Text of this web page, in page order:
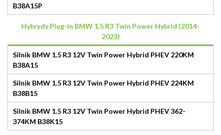
B38A15P
Hybrydy Plug-in BMW 1.5 R3 Twin Power Hybrid (2014-
2023)
Silnik BMW 1.5 R3 12V Twin Power Hybrid PHEV 220KM
B38A15
Silnik BMW 1.5 R3 12V Twin Power Hybrid PHEV 224KM
B38B15
Silnik BMW 1.5 R3 12V Twin Power Hybrid PHEV 362-
374KM B38K15